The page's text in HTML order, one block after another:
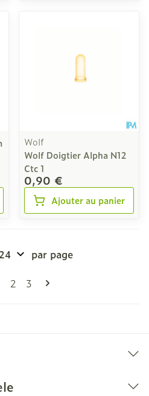
Wolf
Wolf Doigtier Alpha N12
Ctc 1
0,90 €
Ajouter au panier
Pageslisez actuellement la page
Page
2 Page
3
par page